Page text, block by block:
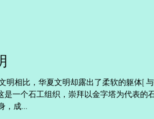
相比，华夏文明却露出了柔软的躯体[ 与
一个石工组织，崇拜以金字塔为代表的石
，成...